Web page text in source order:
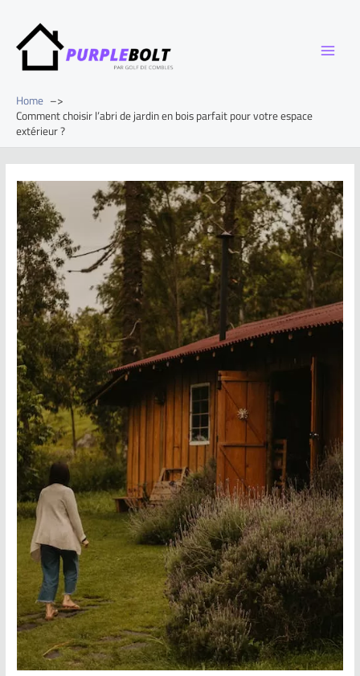
Home
Comment choisir l’abri de jardin en bois parfait pour votre espace
extérieur ?